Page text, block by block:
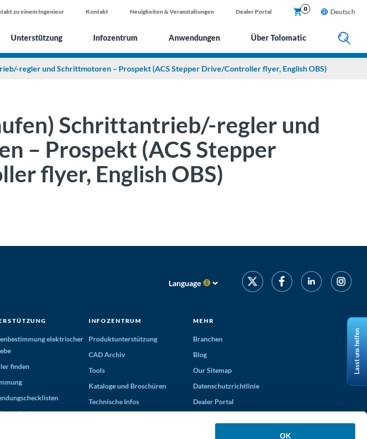
OK
X
zu einem Ingenieur Kontakt Neuigkeiten & Veranstaltungen Dealer Portal 0 Deutsch
Unterstützung Infozentrum Anwendungen Über Tolomatic
regler und Schrittmotoren – Prospekt (ACS Stepper Drive/Controller flyer, English OBS)
Schrittantrieb/-regler und
– Prospekt (ACS Stepper
flyer, English OBS)
Language
elektrischer
finden
anfordern
INFOZENTRUM
Produktunterstützung
CAD Archiv
Tools
Kataloge und Broschüren
Technische Infos
MEHR
Branchen
Blog
Our Sitemap
Datenschutzrichtlinie
Dealer Portal
Lasst uns helfen